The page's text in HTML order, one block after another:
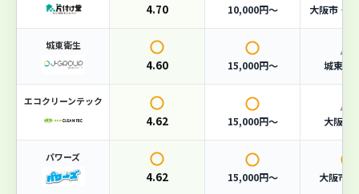
一般廃棄物収集運搬業許可（大阪市）取得済み
365日対応・夜間回収も可能
家庭ごみから事業系廃棄物まで幅広く対応
総合評価 4.62/ 5.0
（87件の口コミ）
4.70 10,000円〜 大阪市・
城東衛生
4.60 15,000円〜 城東区
エコクリーンテック
4.62 15,000円〜 大阪市
パワーズ
4.62 15,000円〜 大阪市